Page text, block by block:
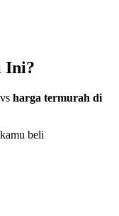
Ini?
harga termurah di
beli